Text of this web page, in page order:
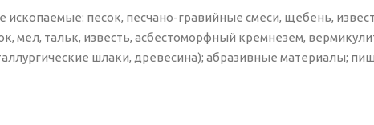
песок, песчано-гравийные смеси, щебень,
мел, тальк, известь, асбестоморфный кремнезем,
шлаки, древесина); абразивные материалы;